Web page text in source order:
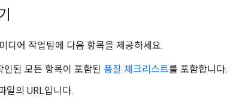
디어 작업팀에 다음 항목을 제공하세요.
인된 모든 항목이 포함된 품질 체크리스트를 포함합니다.
일의 URL입니다.